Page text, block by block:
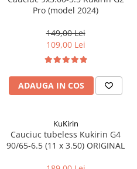
Saboti frana bicicleta
Adaptoare frana bicicleta
Frane pe disc
Frane pe janta
Accesorii frane bicicleta
Roti bicicleta
Accesorii butuci
Pro (model 2024)
149,00 Lei
109,00 Lei
ADAUGA IN COS
KuKirin
Cauciuc tubeless Kukirin G4
90/65-6.5 (11 x 3.50) ORIGINAL